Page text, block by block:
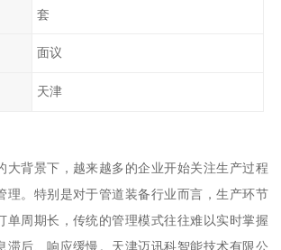
套
面议
天津
大背景下，越来越多的企业开始关注生产过程
理。特别是对于管道装备行业而言，生产环节
单周期长，传统的管理模式往往难以实时掌握
滞后、响应缓慢。天津迈讯科智能技术有限公